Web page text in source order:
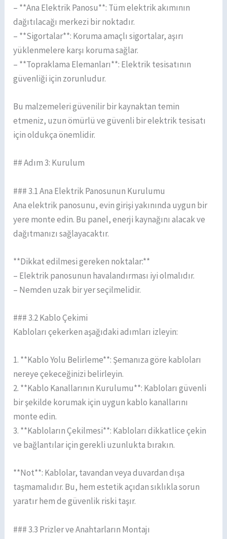
– **Ana Elektrik Panosu**: Tüm elektrik akımının
dağıtılacağı merkezi bir noktadır.
– **Sigortalar**: Koruma amaçlı sigortalar, aşırı
yüklenmelere karşı koruma sağlar.
– **Topraklama Elemanları**: Elektrik tesisatının
güvenliği için zorunludur.
Bu malzemeleri güvenilir bir kaynaktan temin
etmeniz, uzun ömürlü ve güvenli bir elektrik tesisatı
için oldukça önemlidir.
## Adım 3: Kurulum
### 3.1 Ana Elektrik Panosunun Kurulumu
Ana elektrik panosunu, evin girişi yakınında uygun bir
yere monte edin. Bu panel, enerji kaynağını alacak ve
dağıtmanızı sağlayacaktır.
**Dikkat edilmesi gereken noktalar:**
– Elektrik panosunun havalandırması iyi olmalıdır.
– Nemden uzak bir yer seçilmelidir.
### 3.2 Kablo Çekimi
Kabloları çekerken aşağıdaki adımları izleyin:
1. **Kablo Yolu Belirleme**: Şemanıza göre kabloları
nereye çekeceğinizi belirleyin.
2. **Kablo Kanallarının Kurulumu**: Kabloları güvenli
bir şekilde korumak için uygun kablo kanallarını
monte edin.
3. **Kabloların Çekilmesi**: Kabloları dikkatlice çekin
ve bağlantılar için gerekli uzunlukta bırakın.
**Not**: Kablolar, tavandan veya duvardan dışa
taşmamalıdır. Bu, hem estetik açıdan sıklıkla sorun
yaratır hem de güvenlik riski taşır.
### 3.3 Prizler ve Anahtarların Montajı